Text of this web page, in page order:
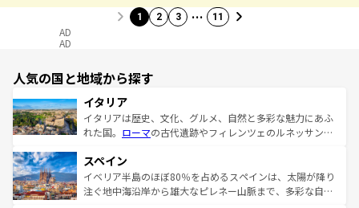
1 2 3 … 11
AD
AD
人気の国と地域から探す
イタリア
イタリアは歴史、文化、グルメ、自然と多彩な魅力にあふ
れた国。 ローマの古代遺跡やフィレンツェのルネッサンス
ろん、トスカーナの美しい田園風景やアマルフィ海岸の絶
景など、自然景観も見逃せない。観光の合間には、本場の
ピザやパスタなど、絶品のイタリア料理を堪能することも
スペイン
イベリア半島のほぼ80％を占めるスペインは、太陽が降り
注ぐ地中海沿岸から雄大なピレネー山脈まで、多彩な自然